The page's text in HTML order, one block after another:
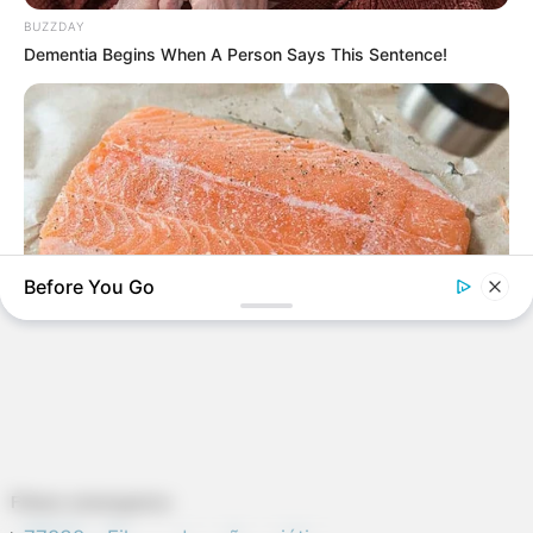
BUZZDAY
Dementia Begins When A Person Says This Sentence!
Before You Go